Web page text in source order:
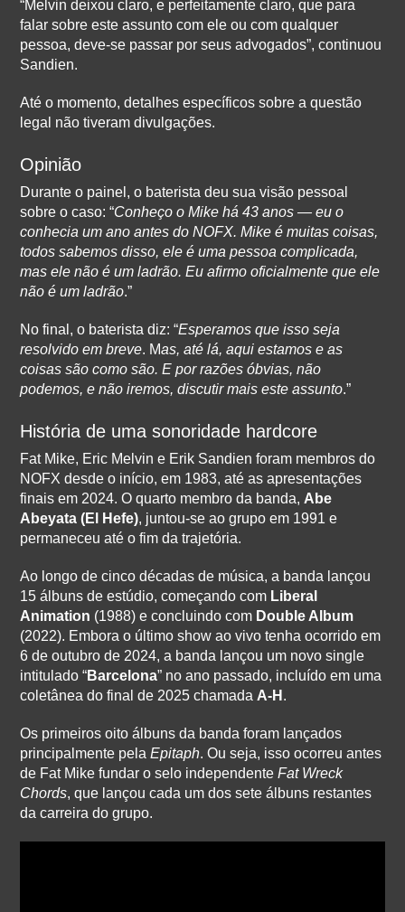
“Melvin deixou claro, e perfeitamente claro, que para
falar sobre este assunto com ele ou com qualquer
pessoa, deve-se passar por seus advogados”, continuou
Sandien.
Até o momento, detalhes específicos sobre a questão
legal não tiveram divulgações.
Opinião
Durante o painel, o baterista deu sua visão pessoal
sobre o caso: “Conheço o Mike há 43 anos — eu o
conhecia um ano antes do NOFX. Mike é muitas coisas,
todos sabemos disso, ele é uma pessoa complicada,
mas ele não é um ladrão. Eu afirmo oficialmente que ele
não é um ladrão.”
No final, o baterista diz: “Esperamos que isso seja
resolvido em breve. Mas, até lá, aqui estamos e as
coisas são como são. E por razões óbvias, não
podemos, e não iremos, discutir mais este assunto.”
História de uma sonoridade hardcore
Fat Mike, Eric Melvin e Erik Sandien foram membros do
NOFX desde o início, em 1983, até as apresentações
finais em 2024. O quarto membro da banda, Abe
Abeyata (El Hefe), juntou-se ao grupo em 1991 e
permaneceu até o fim da trajetória.
Ao longo de cinco décadas de música, a banda lançou
15 álbuns de estúdio, começando com Liberal
Animation (1988) e concluindo com Double Album
(2022). Embora o último show ao vivo tenha ocorrido em
6 de outubro de 2024, a banda lançou um novo single
intitulado “Barcelona” no ano passado, incluído em uma
coletânea do final de 2025 chamada A-H .
Os primeiros oito álbuns da banda foram lançados
principalmente pelaEpitaph. Ou seja, isso ocorreu antes
de Fat Mike fundar o selo independenteFat Wreck
Chords, que lançou cada um dos sete álbuns restantes
da carreira do grupo.